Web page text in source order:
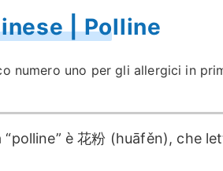
| Polline
numero uno per gli allergici in
“polline” è 花粉 (huāfěn), che